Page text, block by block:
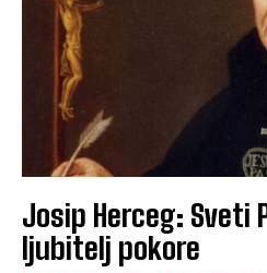
Josip Herceg: Sveti
ljubitelj pokore